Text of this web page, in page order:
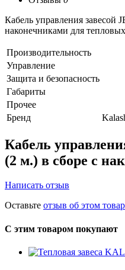
Кабель управления завесой
наконечниками для
Производительность
Управление
Защита и безопасность
Габариты
Прочее
Бренд
Кабель
(2 м.) в сборе с
Написать отзыв
Оставьте отзыв об этом
С этим товаром покупают